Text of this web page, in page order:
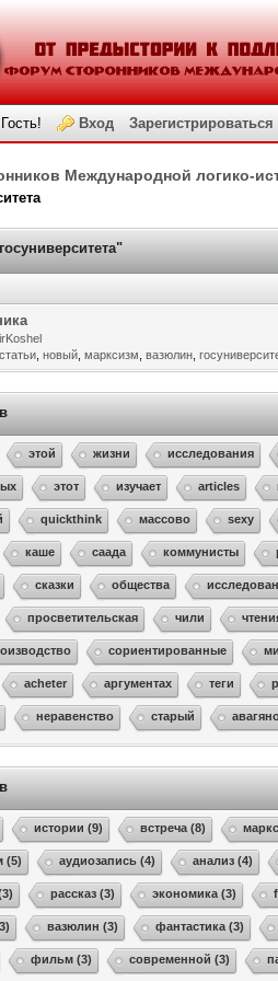
Вход Зарегистрироваться
Международной логико-
статьи ,новый ,марксизм ,вазюлин ,
этой жизни исследования
этот изучает articles
quickthink массово sexy
каше саада коммунисты
сказки общества
просветительская чили
сориентированные
acheter аргументах теги
неравенство старый
истории (9) встреча (8)
(5) аудиозапись (4) анализ (4)
рассказ (3) экономика (3)
вазюлин (3) фантастика (3)
фильм (3) современной (3)